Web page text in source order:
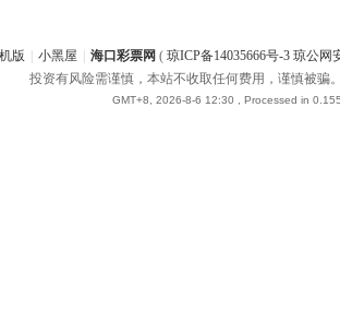
版 小黑屋 海口彩票网 ( 琼ICP备14035666号-3 琼公网
投资有风险需谨慎，本站不收取任何费用，谨慎被骗
GMT+8, 2026-8-6 12:30 , Processed in